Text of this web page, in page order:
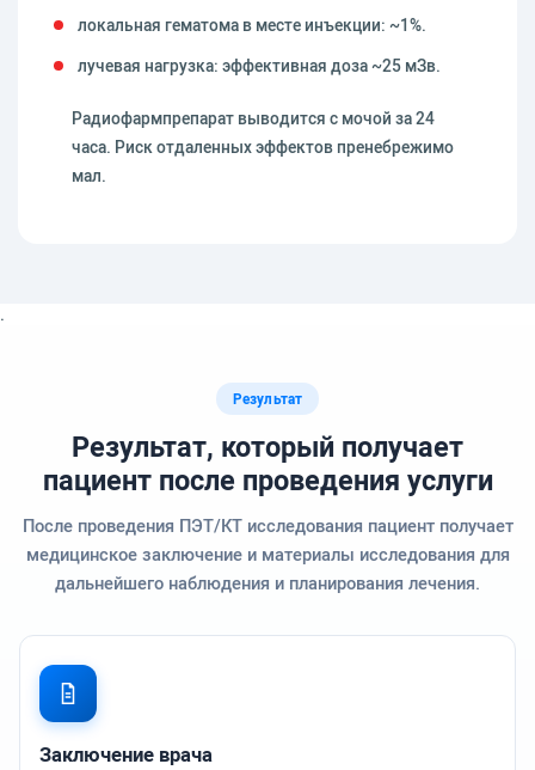
локальная гематома в месте инъекции: ~1%.
лучевая нагрузка: эффективная доза ~25 мЗв.
Радиофармпрепарат выводится с мочой за 24
часа. Риск отдаленных эффектов пренебрежимо
мал.
.
Результат
Результат, который получает
пациент после проведения услуги
После проведения ПЭТ/КТ исследования пациент получает
медицинское заключение и материалы исследования для
дальнейшего наблюдения и планирования лечения.
Заключение врача